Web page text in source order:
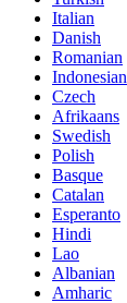
Italian
Danish
Romanian
Indonesian
Czech
Afrikaans
Swedish
Polish
Basque
Catalan
Esperanto
Hindi
Lao
Albanian
Amharic